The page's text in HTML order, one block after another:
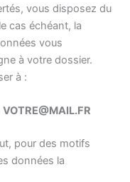
vous disposez du
cas échéant, la
vous
à votre dossier.
à :
VOTRE@MAIL.FR
pour des motifs
données la